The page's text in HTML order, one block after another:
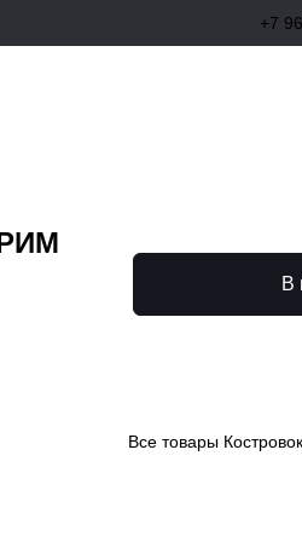
+7
В
Все товары Костровок